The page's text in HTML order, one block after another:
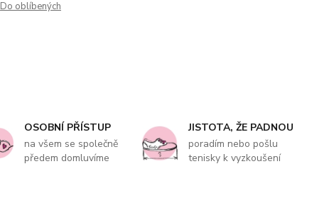
Do oblíbených
OSOBNÍ PŘÍSTUP
na všem se společně
předem domluvíme
JISTOTA, ŽE PADNOU
poradím nebo pošlu
tenisky k vyzkoušení